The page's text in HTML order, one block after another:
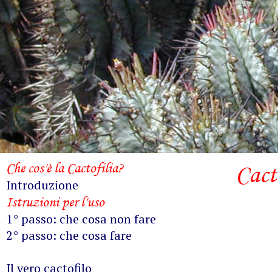
Che cos'è la Cactofilia?
Introduzione
Istruzioni per l'uso
1° passo: che cosa non fare
2° passo: che cosa fare
Il vero cactofilo